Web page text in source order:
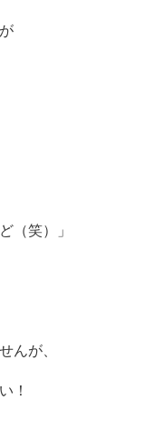
（笑）」
んが、
！